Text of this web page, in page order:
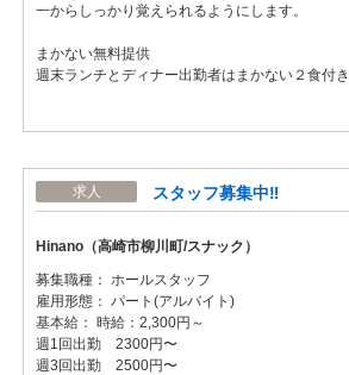
一からしっかり覚えられるようにします。
まかない無料提供
週末ランチとディナー出勤者はまかない２食付き
求人 スタッフ募集中‼️
Hinano（高崎市柳川町/スナック）
募集職種： ホールスタッフ
雇用形態： パート(アルバイト)
基本給： 時給：2,300円～
週1回出勤 2300円〜
週3回出勤 2500円〜